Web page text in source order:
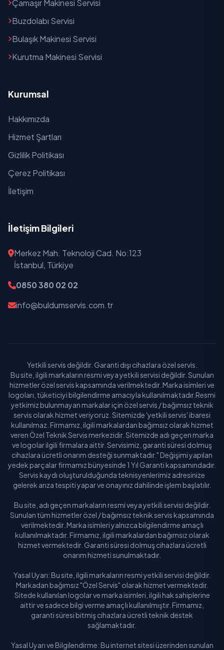
Hüseyin Gazi
Karacaören
Karapınar
Örnek
Peyçenek
Sakarya
Solfasol
Tatlar
Ulubey
Yunus Emre
Ziraat
Zübeyde Hanım
Çamaşır Makinesi Servisi
Buzdolabı Servisi
Bulaşık Makinesi Servisi
Kurutma Makinesi Servisi
Kurumsal
Hakkımızda
Hizmet Şartları
Gizlilik Politikası
Çerez Politikası
İletişim
İletişim Bilgileri
Merkez Mah. Teknoloji Cad. No:123
İstanbul, Türkiye
0850 380 02 02
info@buldumservis.com.tr
Yetkili servis değildir. Garanti dışı cihazlara özel servis.
Bu site, ilgili markaların resmi veya yetkili servisi değildir. Sunulan
hizmetler özel servis kapsamında verilmektedir. Marka isimleri ve
logoları, tüketiciyi bilgilendirme amacıyla kullanılmaktadır.Resmi
yetkimiz bulunmayan markalar için özel servis / bağımsız teknik
servis olarak hizmet veriyoruz. Sitemizde 'yetkili servis' ibaresi
kullanılmaz. Firmamız, ilgili markalardan bağımsız olarak hizmet
veren Özel Teknik Servis merkezidir. Sitemizde adı geçen marka
ve logolar ilgili firmalara aittir. Servisimiz, garanti süresi dolmuş
cihazlara ücretli onarım desteği sunmaktadır." Değişimi yapılan
yedek parçalar firmamız bünyesinde 1 Yıl Garanti kapsamındadır.
Servis kaydı oluşturulduğunda teknisyenlerimiz adresinize
gelerek arıza tespiti yapar ve onayınız dahilinde işlem başlatılır.
Bu site, adı geçen markaların resmi veya yetkili servisi değildir.
Sunulan tüm hizmetler özel / bağımsız teknik servis kapsamında
verilmektedir. Marka isimleri yalnızca bilgilendirme amaçlı
kullanılmaktadır. Firmamız, ilgili markalardan bağımsız olarak
hizmet vermektedir. Garanti süresi dolmuş cihazlara ücretli
onarım hizmeti sunulmaktadır.
Yasal Uyarı: Bu site, ilgili markaların resmi yetkili servisi değildir.
Markadan bağımsız "Özel Servis" olarak hizmet vermektedir.
Sitede kullanılan logolar ve marka isimleri, ilgili hak sahiplerine
aittir ve sadece bilgi verme amaçlı kullanılmıştır. Firmamız,
garanti süresi bitmiş cihazlara ücretli teknik destek
sağlamaktadır.
Yasal Uyarı ve Bilgilendirme: Bu internet sitesi üzerinden sunulan